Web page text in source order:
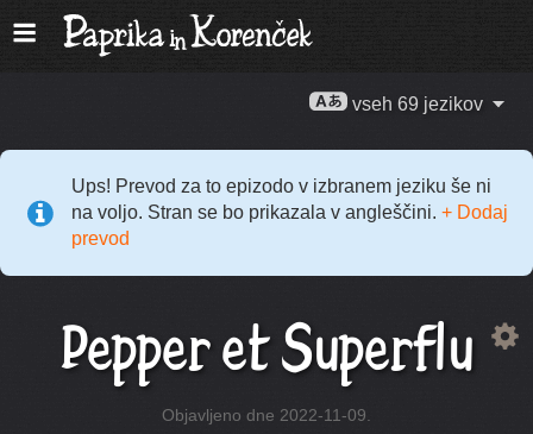
vseh 69 jezikov
Ups! Prevod za to epizodo v izbranem jeziku še ni
na voljo. Stran se bo prikazala v angleščini. + Dodaj
prevod
Pepper et Superflu
Objavljeno dne 2022-11-09.